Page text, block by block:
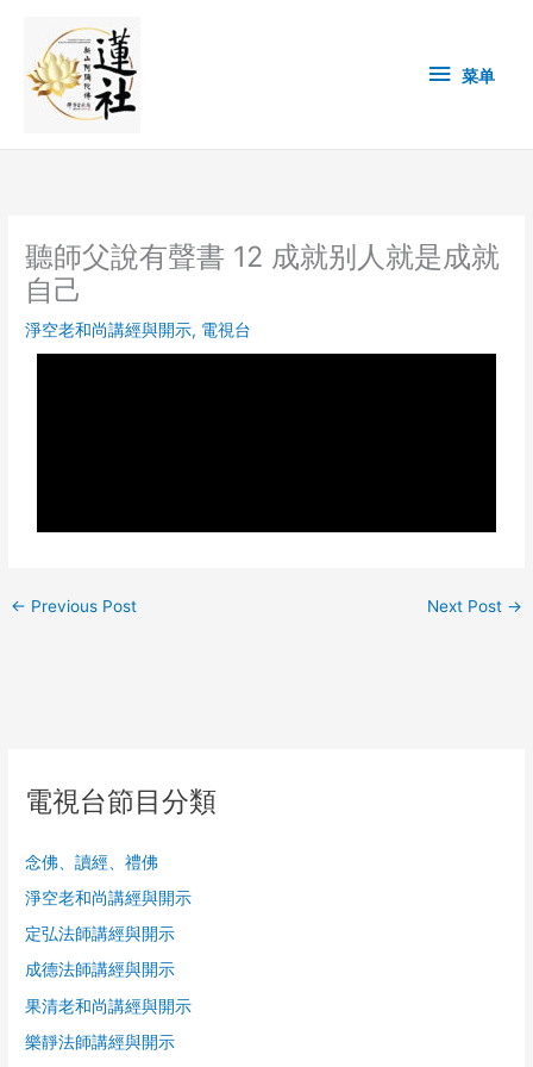
content
单 菜单
聽師父說有聲書 12 成就别人就是成就
自己
淨空老和尚講經與開示, 電視台
← Previous Post Next Post →
電視台節目分類
念佛、讀經、禮佛
淨空老和尚講經與開示
定弘法師講經與開示
成德法師講經與開示
果清老和尚講經與開示
樂靜法師講經與開示